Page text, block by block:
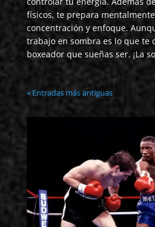
físicos, te prepara
concentración y enfoque.
trabajo en sombra es lo que te
boxeador que sueñas ser. ¡La
« Entradas más antiguas